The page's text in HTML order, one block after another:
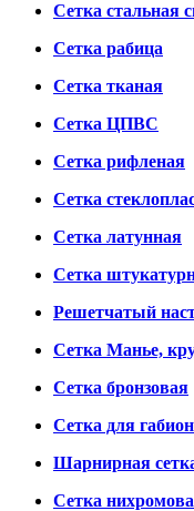
Сетка стальная
Сетка рабица
Сетка тканая
Сетка ЦПВС
Сетка рифленая
Сетка
Сетка латунная
Сетка
Решетчатый
Сетка Манье,
Сетка бронзовая
Сетка для
Шарнирная
Сетка